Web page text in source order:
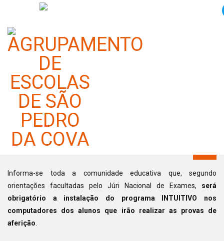
Provas de Aferição 2024:
Instalação do programa
INTUITIVO (atualizado)
Informa-se toda a comunidade educativa que, segundo
orientações facultadas pelo Júri Nacional de Exames, será
obrigatório a instalação do programa INTUITIVO nos
computadores dos alunos que irão realizar as provas de
aferição